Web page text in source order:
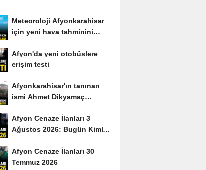
Meteoroloji Afyonkarahisar
için yeni hava tahminini
Afyon'da yeni otobüslere
erişim testi
Afyonkarahisar'ın tanınan
ismi Ahmet Dikyamaç
Afyon Cenaze İlanları 3
Ağustos 2026: Bugün Kimler
Afyon Cenaze İlanları 30
Temmuz 2026